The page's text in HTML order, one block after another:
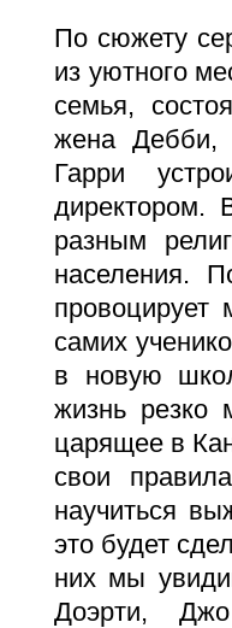
По сюжету
из уютного
семья,
жена Дебби,
Гарри
директором.
разным
населения.
самих
в новую
жизнь резко
царящее в
свои
научиться
это будет
них мы
Доэрти,